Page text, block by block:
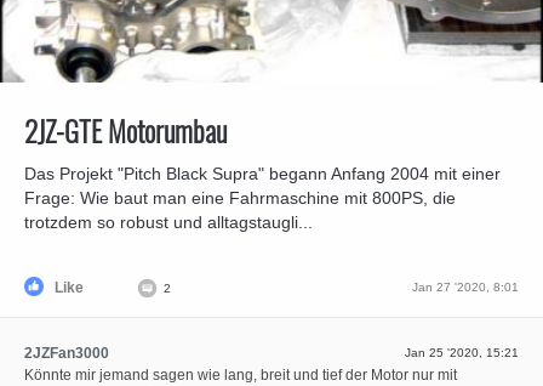
⁣2JZ-GTE Motorumbau
Das Projekt "Pitch Black Supra" begann Anfang 2004 mit einer
Frage: Wie baut man eine Fahrmaschine mit 800PS, die
trotzdem so robust und alltagstaugli...
Jan 27 '2020, 8:01
Like 2
Jan 25 '2020, 15:21
2JZFan3000
⁣Könnte mir jemand sagen wie lang, breit und tief der Motor nur mit